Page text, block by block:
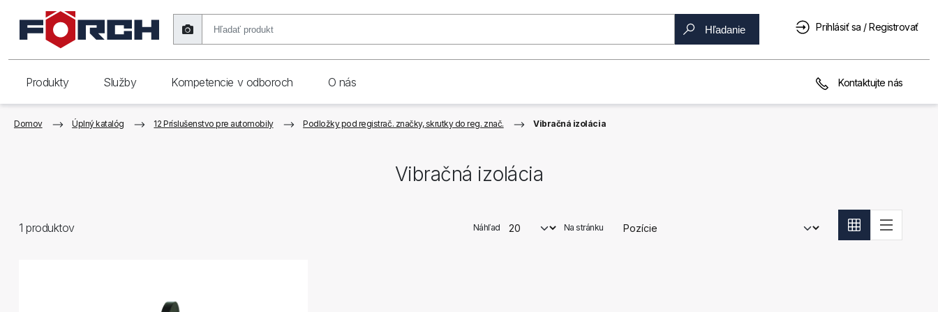
Hľadanie Prihlásiť sa / Registrovať
Produkty Služby Kompetencie v odboroch O nás Kontaktujte nás
Domov Úplný katalóg 12 Príslušenstvo pre automobily Podložky pod registrač. značky, skrutky do reg. znač. Vibračná izolácia
Vibračná izolácia
1 produktov Náhľad Na stránku